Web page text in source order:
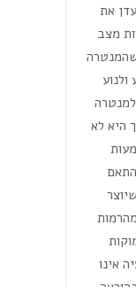
את
מצב
היא לא
אינו